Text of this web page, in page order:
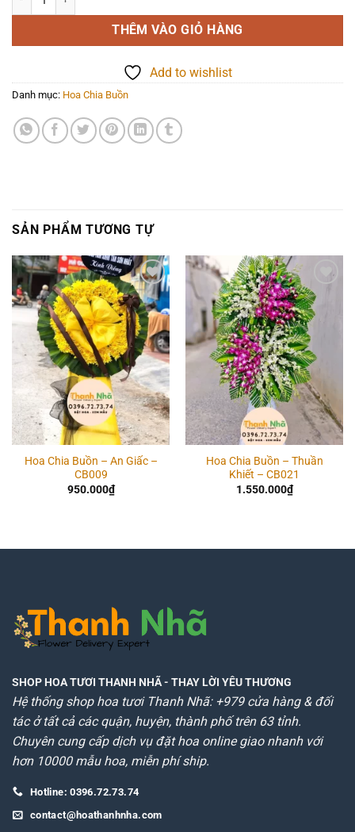
THÊM VÀO GIỎ HÀNG
Add to wishlist
Danh mục: Hoa Chia Buồn
SẢN PHẨM TƯƠNG TỰ
Add to
wishlist
Hoa Chia Buồn – An Giấc –
CB009
950.000₫
Add to
wishlist
Hoa Chia Buồn – Thuần
Khiết – CB021
1.550.000₫
SHOP HOA TƯƠI THANH NHÃ- THAY LỜI YÊU THƯƠNG
Hệ thống shop hoa tươi Thanh Nhã: +979 cửa hàng & đối
tác ở tất cả các quận, huyện, thành phố trên 63 tỉnh.
Chuyên cung cấp dịch vụ đặt hoa online giao nhanh với
hơn 10000 mẫu hoa, miễn phí ship.
Hotline: 0396.72.73.74
contact@hoathanhnha.com